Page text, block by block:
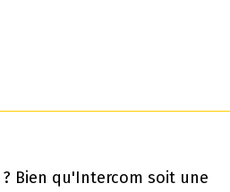
? Bien qu'Intercom soit une